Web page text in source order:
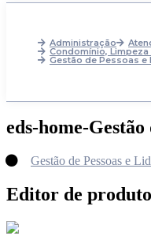
Administração
Condomínio,
Gestão de Pessoas e
eds-home-
Gestão de Pessoas e
Editor de produto